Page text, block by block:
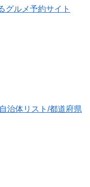
グルメ予約サイト
治体リスト/都道府県